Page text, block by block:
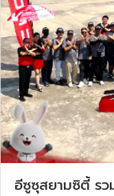
อีซูซุสยามซิตี้ ร